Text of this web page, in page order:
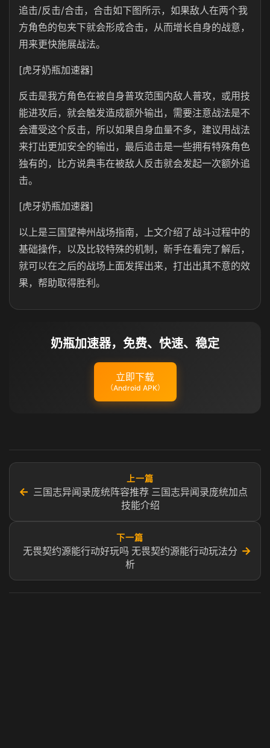
追击/反击/合击，合击如下图所示，如果敌人在两个我
方角色的包夹下就会形成合击，从而增长自身的战意，
用来更快施展战法。
[虎牙奶瓶加速器]
反击是我方角色在被自身普攻范围内敌人普攻，或用技
能进攻后，就会触发造成额外输出，需要注意战法是不
会遭受这个反击，所以如果自身血量不多，建议用战法
来打出更加安全的输出，最后追击是一些拥有特殊角色
独有的，比方说典韦在被敌人反击就会发起一次额外追
击。
[虎牙奶瓶加速器]
以上是三国望神州战场指南，上文介绍了战斗过程中的
基础操作，以及比较特殊的机制，新手在看完了解后，
就可以在之后的战场上面发挥出来，打出出其不意的效
果，帮助取得胜利。
奶瓶加速器，免费、快速、稳定
立即下载
（Android APK）
←
上一篇
三国志异闻录庞统阵容推荐 三国志异闻录庞统加点
技能介绍
下一篇
无畏契约源能行动好玩吗 无畏契约源能行动玩法分
析
→